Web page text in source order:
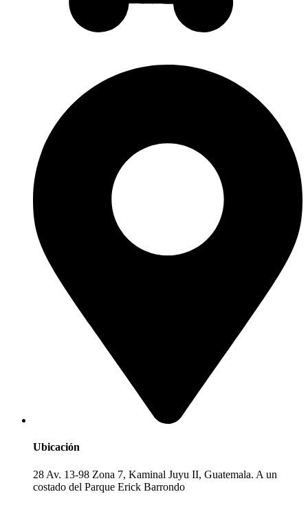
Ubicación
28 Av. 13-98 Zona 7, Kaminal Juyu II, Guatemala. A un
costado del Parque Erick Barrondo